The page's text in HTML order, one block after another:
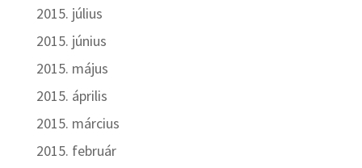
2015. július
2015. június
2015. május
2015. április
2015. március
2015. február